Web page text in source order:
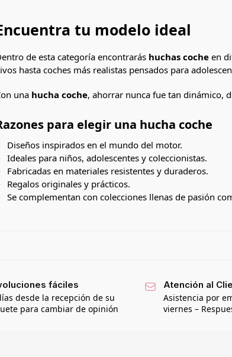
tu modelo ideal
de esta categoría encontrarás huchas cocheen
hasta coches más realistas pensados para
una hucha coche, ahorrar nunca fue tan dinámico,
para elegir una hucha coche
Diseños inspirados en el mundo del motor.
Ideales para niños, adolescentes y coleccionistas.
Fabricadas en materiales resistentes y duraderos.
Regalos originales y prácticos.
Se complementan con colecciones llenas de pasión
fáciles
desde la recepción de su
para cambiar de opinión
Atención al
Asistencia por
viernes –